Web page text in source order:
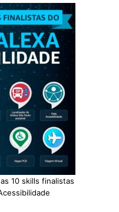
10 skills finalistas